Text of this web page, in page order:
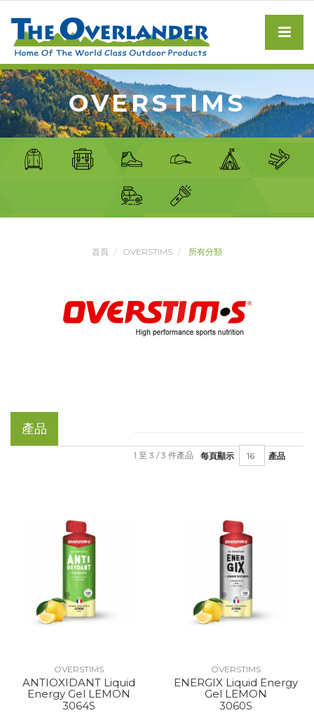
OVERSTIMS
首頁 OVERSTIMS 所有分類
產品
每頁顯示 產品
1 至 3 / 3 件產品
OVERSTIMS
ANTIOXIDANT Liquid
Energy Gel LEMON
3064S
OVERSTIMS
ENERGIX Liquid Energy
Gel LEMON
3060S